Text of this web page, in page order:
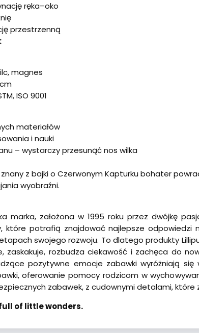
ręka–oko
przestrzenną
magnes
ISO 9001
materiałów
i nauki
– wystarczy przesunąć nos wilka
z bajki o Czerwonym Kapturku bohater
wyobraźni.
marka, założona w 1995 roku przez dwójkę
które potrafią znajdować najlepsze
swojego rozwoju. To dlatego produkty
zaskakuje, rozbudza ciekawość i zachęca do
pozytywne emocje zabawki wyróżniają
oferowanie pomocy rodzicom w
zabawek, z cudownymi detalami,
of little wonders.